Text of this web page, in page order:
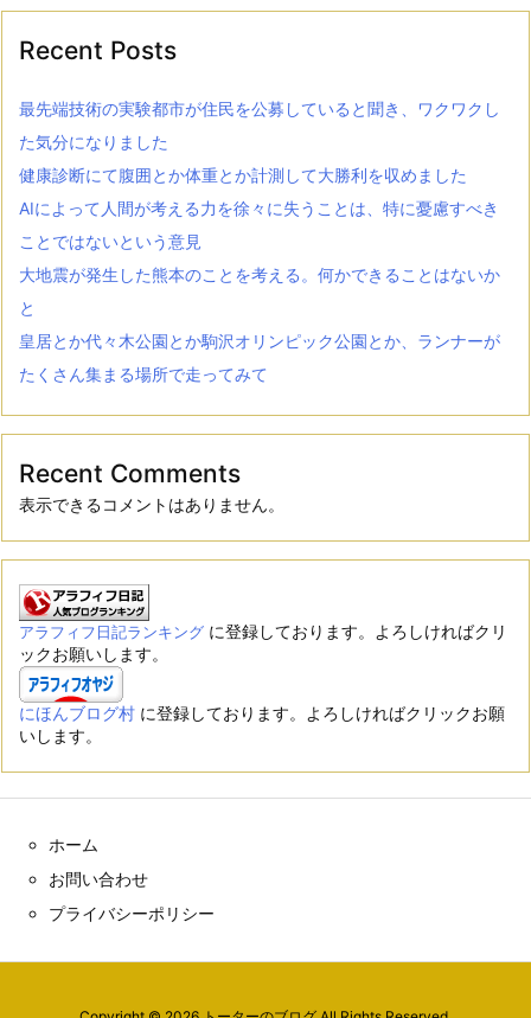
Recent Posts
最先端技術の実験都市が住民を公募していると聞き、ワクワクし
た気分になりました
健康診断にて腹囲とか体重とか計測して大勝利を収めました
AIによって人間が考える力を徐々に失うことは、特に憂慮すべき
ことではないという意見
大地震が発生した熊本のことを考える。何かできることはないか
と
皇居とか代々木公園とか駒沢オリンピック公園とか、ランナーが
たくさん集まる場所で走ってみて
Recent Comments
表示できるコメントはありません。
アラフィフ日記ランキング に登録しております。よろしければクリ
ックお願いします。
にほんブログ村 に登録しております。よろしければクリックお願
いします。
ホーム
お問い合わせ
プライバシーポリシー